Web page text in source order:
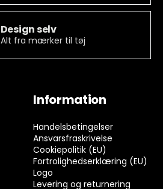
Design selv
Alt fra mærker til tøj
Information
Handelsbetingelser
Ansvarsfraskrivelse
Cookiepolitik (EU)
Fortrolighedserklæring (EU)
Logo
Levering og returnering